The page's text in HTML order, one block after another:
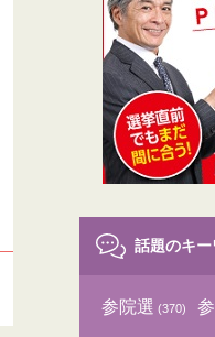
話題のキー
参院選 (370)